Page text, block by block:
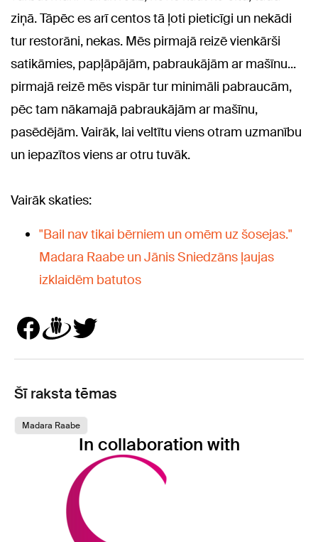
ziņā. Tāpēc es arī centos tā ļoti pieticīgi un nekādi
tur restorāni, nekas. Mēs pirmajā reizē vienkārši
satikāmies, papļāpājām, pabraukājām ar mašīnu...
pirmajā reizē mēs vispār tur minimāli pabraucām,
pēc tam nākamajā pabraukājām ar mašīnu,
pasēdējām. Vairāk, lai veltītu viens otram uzmanību
un iepazītos viens ar otru tuvāk.
Vairāk skaties:
"Bail nav tikai bērniem un omēm uz šosejas."
Madara Raabe un Jānis Sniedzāns ļaujas
izklaidēm batutos
Šī raksta tēmas
Madara Raabe
In collaboration with